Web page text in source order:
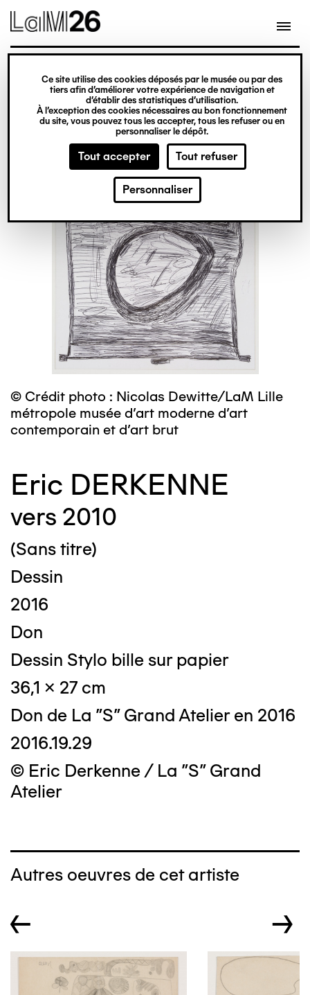
Gestion des cookies
Ce site utilise des cookies déposés par le musée ou par des
tiers afin d’améliorer votre expérience de navigation et
d’établir des statistiques d’utilisation.
À l’exception des cookies nécessaires au bon fonctionnement
du site, vous pouvez tous les accepter, tous les refuser ou en
personnaliser le dépôt.
Tout accepter Tout refuser
Personnaliser
contenu
© Crédit photo : Nicolas Dewitte/LaM Lille
métropole musée d’art moderne d’art
contemporain et d’art brut
Eric DERKENNE
vers 2010
(Sans titre)
Dessin
2016
Don
Dessin Stylo bille sur papier
36,1 x 27 cm
Don de La "S" Grand Atelier en 2016
2016.19.29
© Eric Derkenne / La "S" Grand
Atelier
Autres oeuvres de cet artiste
← →